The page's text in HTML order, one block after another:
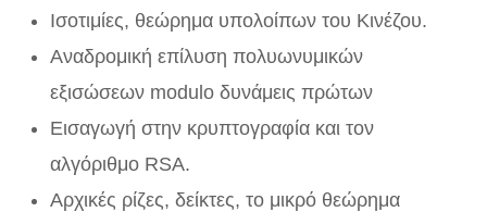
Ισοτιμίες, θεώρημα υπολοίπων του Κινέζου.
Αναδρομική επίλυση πολυωνυμικών
εξισώσεων modulo δυνάμεις πρώτων
Εισαγωγή στην κρυπτογραφία και τον
αλγόριθμο RSA.
Αρχικές ρίζες, δείκτες, το μικρό θεώρημα